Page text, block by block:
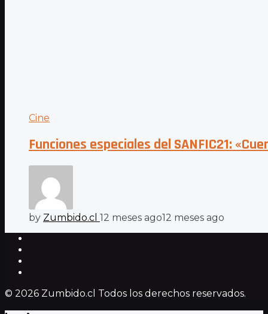
Cine
Funciones especiales del SANFIC21:
by Zumbido.cl 12 meses ago12 meses ago
© 2026 Zumbido.cl Todos los derechos reservados.